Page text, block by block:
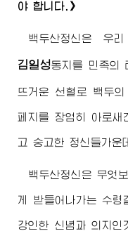
야 합니다.》
백두산정신은 우
김일성동지 를 민족의
뜨거운 선혈로 백두
페지를 장엄히 아로새
고 숭고한 정신들가운
백두산정신은 무엇
게 받들어나가는 수령
강인한 신념과 의지인